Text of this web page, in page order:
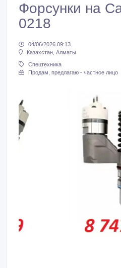
Форсунки на
0218
04/06/2026 09:13
Казахстан, Алматы
Спецтехника
Продам, предлагаю - частное лицо